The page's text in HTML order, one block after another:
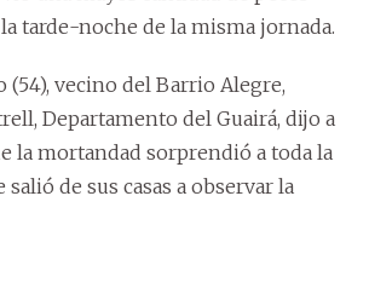
tarde-noche de la misma jornada.
(54), vecino del Barrio Alegre,
Departamento del Guairá, dijo a
la mortandad sorprendió a toda la
de sus casas a observar la